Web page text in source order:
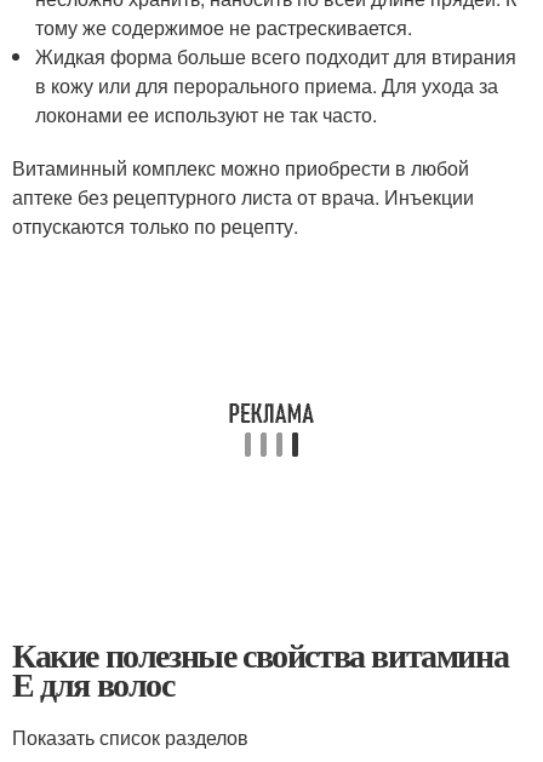
тому же содержимое не растрескивается.
Жидкая форма больше всего подходит для втирания
в кожу или для перорального приема. Для ухода за
локонами ее используют не так часто.
Витаминный комплекс можно приобрести в любой
аптеке без рецептурного листа от врача. Инъекции
отпускаются только по рецепту.
Какие полезные свойства витамина
Е для волос
Показать список разделов